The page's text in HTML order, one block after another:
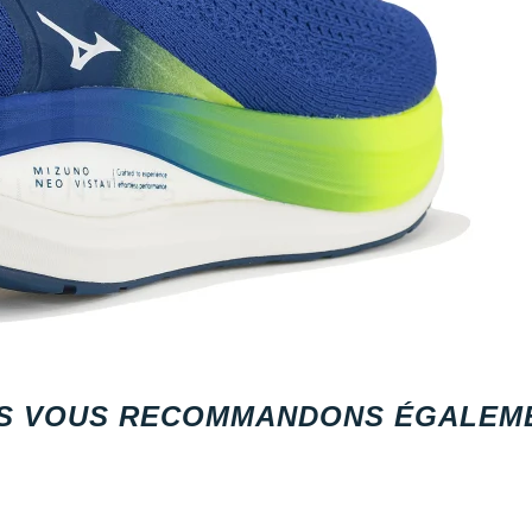
VOUS RECOMMANDONS